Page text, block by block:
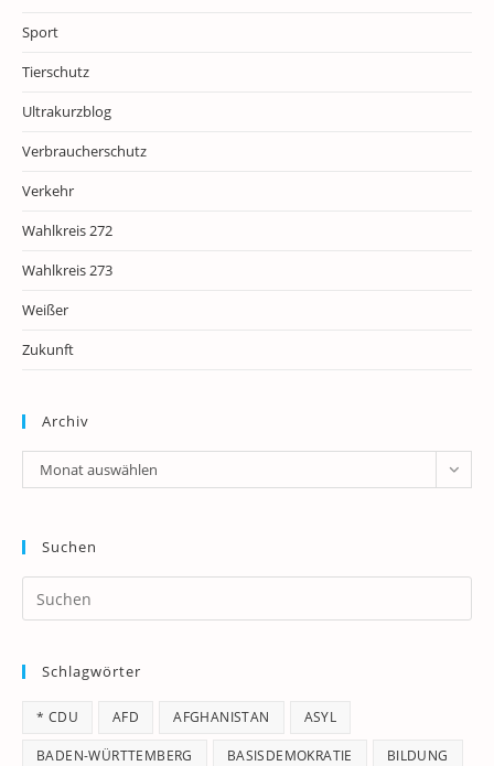
Sport
Tierschutz
Ultrakurzblog
Verbraucherschutz
Verkehr
Wahlkreis 272
Wahlkreis 273
Weißer
Zukunft
Archiv
Archiv
Monat auswählen
Suchen
Schlagwörter
* CDU AFD AFGHANISTAN ASYL
BADEN-WÜRTTEMBERG BASISDEMOKRATIE BILDUNG